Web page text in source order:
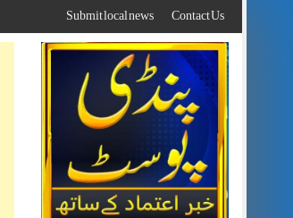
to
content
Contact Us
Submit local news